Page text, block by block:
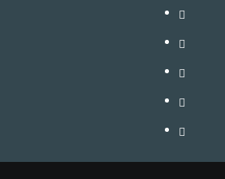
สมาชิก
เติม
เงิน
อัพเกรด
เข้า
สู่
ระบบ
วิธี
ใช้
งาน
วิธี
สมัคร
ติดต่อ